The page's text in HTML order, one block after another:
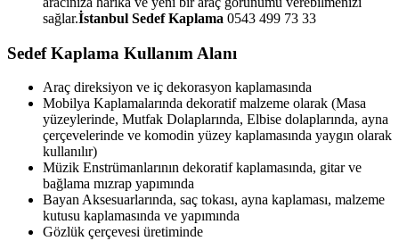
sağlar.İstanbul Sedef Kaplama 0543 499 73 33
Sedef Kaplama Kullanım Alanı
Araç direksiyon ve iç dekorasyon kaplamasında
Mobilya Kaplamalarında dekoratif malzeme olarak (Masa
yüzeylerinde, Mutfak Dolaplarında, Elbise dolaplarında, ayna
çerçevelerinde ve komodin yüzey kaplamasında yaygın olarak
kullanılır)
Müzik Enstrümanlarının dekoratif kaplamasında, gitar ve
bağlama mızrap yapımında
Bayan Aksesuarlarında, saç tokası, ayna kaplaması, malzeme
kutusu kaplamasında ve yapımında
Gözlük çerçevesi üretiminde